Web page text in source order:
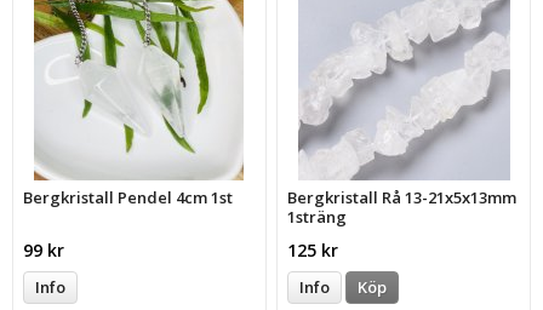
Bergkristall Pendel 4cm 1st
99 kr
Info
Bergkristall Rå 13-21x5x13mm
1sträng
125 kr
Info Köp